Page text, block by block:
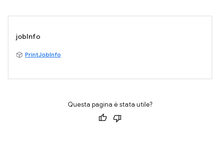
jobInfo
PrintJobInfo
Questa pagina è stata utile?